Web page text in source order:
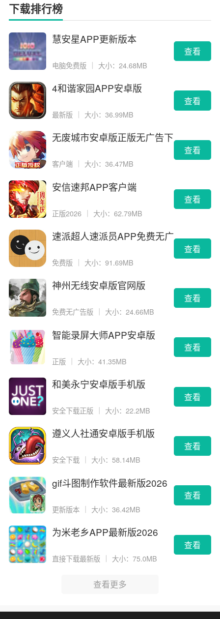
下载排行榜
慧安星APP更新版本
电脑免费版 ｜ 大小：24.68MB
查看
4和谐家园APP安卓版
最新版 大小：36.99MB
查看
无废城市安卓版正版无广告下
客户端 大小：36.47MB
查看
安信速邦APP客户端
正版2026 ｜ 大小：62.79MB
查看
速派超人速派员APP免费无广
免费版 大小：91.69MB
查看
神州无线安卓版官网版
免费无广告版 大小：24.66MB
查看
智能录屏大师APP安卓版
正版 ｜ 大小：41.35MB
查看
和美永宁安卓版手机版
安全下载正版 大小：22.2MB
查看
遵义人社通安卓版手机版
安全下载 大小：58.14MB
查看
gif斗图制作软件最新版2026
更新版本 ｜ 大小：36.42MB
查看
为米老乡APP最新版2026
直接下载最新版 大小：75.0MB
查看
查看更多